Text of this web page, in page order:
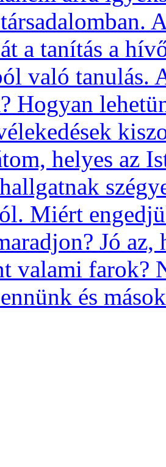
a tanítás a
való tanulás.
Hogyan
helyes az
Miért
Jó
valami farok?
és